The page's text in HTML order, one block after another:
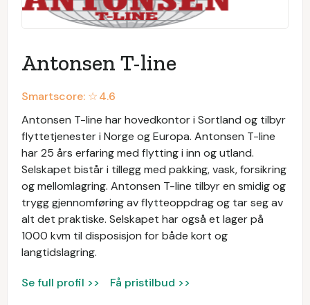
Antonsen T-line
Smartscore: ☆4.6
Antonsen T-line har hovedkontor i Sortland og tilbyr
flyttetjenester i Norge og Europa. Antonsen T-line
har 25 års erfaring med flytting i inn og utland.
Selskapet bistår i tillegg med pakking, vask, forsikring
og mellomlagring. Antonsen T-line tilbyr en smidig og
trygg gjennomføring av flytteoppdrag og tar seg av
alt det praktiske. Selskapet har også et lager på
1000 kvm til disposisjon for både kort og
langtidslagring.
Se full profil >> Få pristilbud >>